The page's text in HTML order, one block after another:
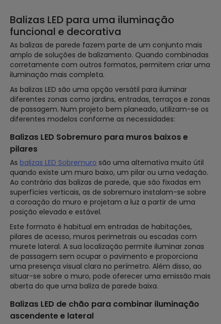
Balizas LED para uma iluminação
funcional e decorativa
As balizas de parede fazem parte de um conjunto mais
amplo de soluções de balizamento. Quando combinadas
corretamente com outros formatos, permitem criar uma
iluminação mais completa.
As balizas LED são uma opção versátil para iluminar
diferentes zonas como jardins, entradas, terraços e zonas
de passagem. Num projeto bem planeado, utilizam-se os
diferentes modelos conforme as necessidades:
Balizas LED Sobremuro para muros baixos e
pilares
As balizas LED Sobremuro são uma alternativa muito útil
quando existe um muro baixo, um pilar ou uma vedação.
Ao contrário das balizas de parede, que são fixadas em
superfícies verticais, as de sobremuro instalam-se sobre
a coroação do muro e projetam a luz a partir de uma
posição elevada e estável.
Este formato é habitual em entradas de habitações,
pilares de acesso, muros perimetrais ou escadas com
murete lateral. A sua localização permite iluminar zonas
de passagem sem ocupar o pavimento e proporciona
uma presença visual clara no perímetro. Além disso, ao
situar-se sobre o muro, pode oferecer uma emissão mais
aberta do que uma baliza de parede baixa.
Balizas LED de chão para combinar iluminação
ascendente e lateral